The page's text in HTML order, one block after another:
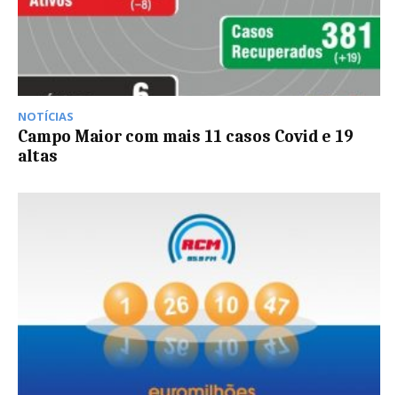
NOTÍCIAS
Campo Maior com mais 11 casos Covid e 19
altas